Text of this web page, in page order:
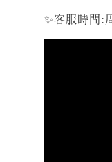
✨客服時間: